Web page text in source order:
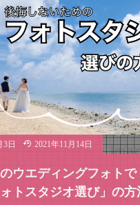
3日 2021年11月14日
ウエディングフォト
トスタジオ選び」の方